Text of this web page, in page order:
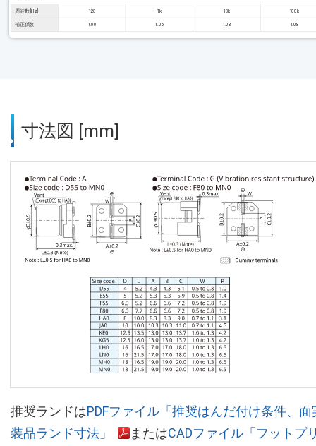
周波数 [Hz] 120 1k 10k 100k
補正係数 1.00 1.05 1.08 1.08
寸法図 [mm]
推奨ランドはPDFファイル「推奨はんだ付け条件、面
装品ランド寸法」
またはCADファイル「フットプ